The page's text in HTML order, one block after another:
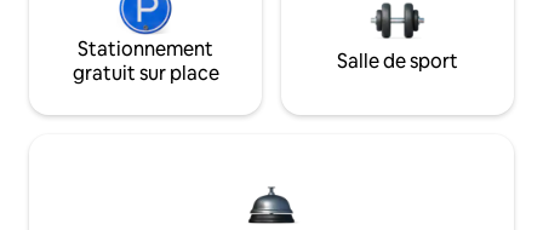
Stationnement
gratuit sur place
Salle de sport